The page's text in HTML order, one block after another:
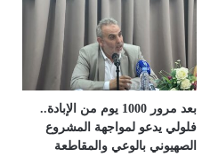
بعد مرور 1000 يوم من الإبادة..
فلولي يدعو لمواجهة المشروع
الصهيوني بالوعي والمقاطعة